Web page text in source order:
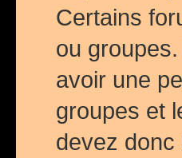
Certains
ou
avoir une
groupes et
devez donc